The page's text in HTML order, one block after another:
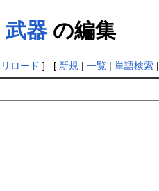
武器の編集
リロード ] [ 新規 | 一覧| 単語検索|